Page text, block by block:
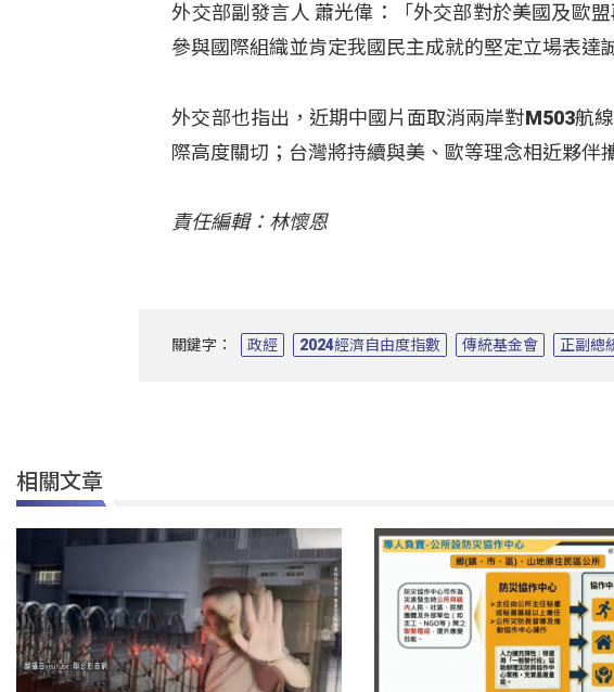
外交部副發言人 蕭光偉：「外交部對於美國及歐
參與國際組織並肯定我國民主成就的堅定立場表達
外交部也指出，近期中國片面取消兩岸對M503航
際高度關切；台灣將持續與美、歐等理念相近夥伴
責任編輯：林懷恩
關鍵字： 政經 2024經濟自由度指數 傳統基金會 正副總
相關文章